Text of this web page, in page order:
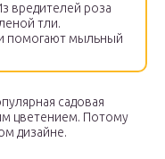
вредителей роза
тли.
помогают мыльный
садовая
цветением. Потому
дизайне.